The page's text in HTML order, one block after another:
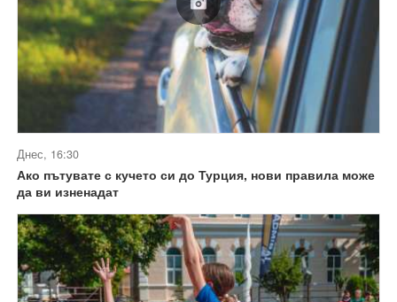
Днес, 16:30
Ако пътувате с кучето си до Турция, нови правила може
да ви изненадат